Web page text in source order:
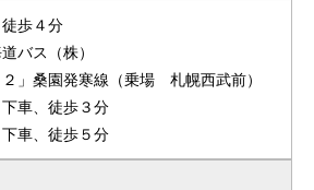
徒歩４分
バス（株）
」桑園発寒線（乗場 札幌西武前）
車、徒歩３分
車、徒歩５分